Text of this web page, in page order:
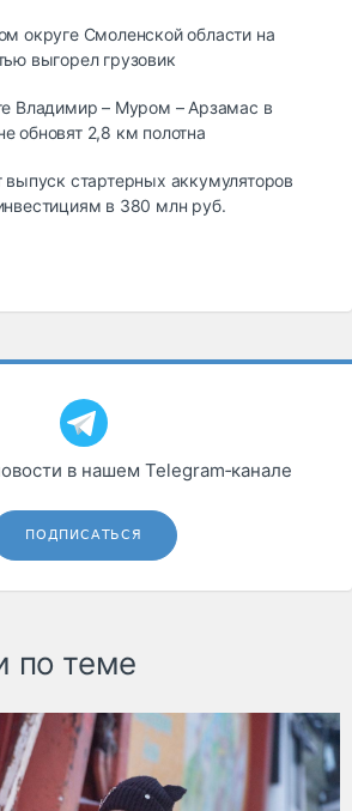
округе Смоленской области на
выгорел грузовик
Владимир – Муром – Арзамас в
обновят 2,8 км полотна
выпуск стартерных аккумуляторов
в 380 млн руб.
в нашем Telegram‑канале
ПОДПИСАТЬСЯ
по теме